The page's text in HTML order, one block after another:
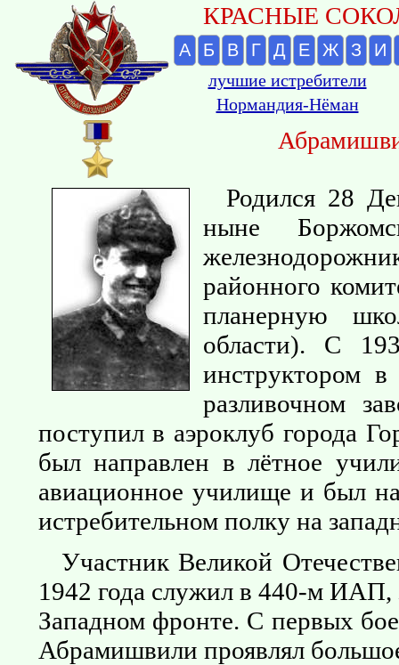
КРАСНЫЕ
А Б В Г Д Е Ж З И
лучшие истребители
Нормандия-Нёман
Родился 28
ныне
районного
планерную
области). С
инструктором
разливочном
поступил в аэроклуб города
был направлен в лётное
авиационное училище и был
истребительном полку на
Участник Великой
1942 года служил в 440-м
Западном фронте. С первых
Абрамишвили проявлял